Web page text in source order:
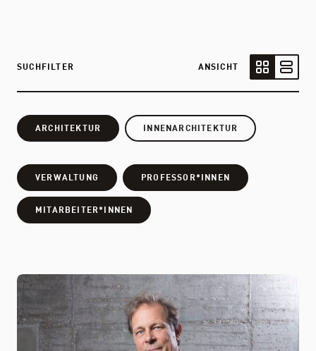
SUCHFILTER
ANSICHT
ARCHITEKTUR INNENARCHITEKTUR
VERWALTUNG PROFESSOR*INNEN
MITARBEITER*INNEN